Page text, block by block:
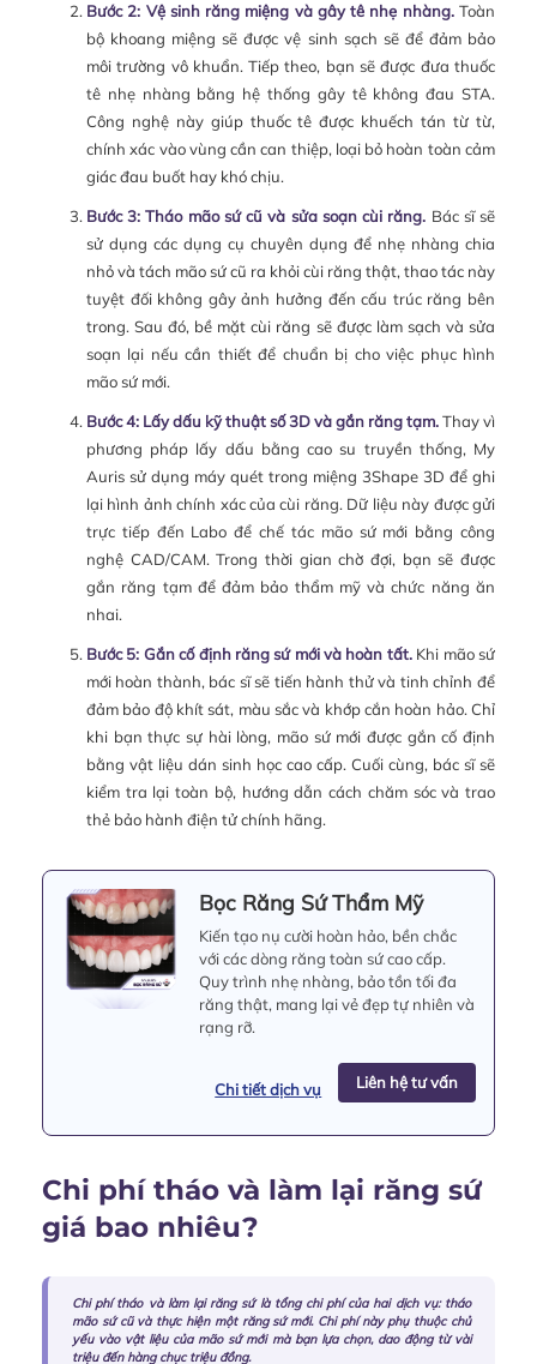
Bước 2: Vệ sinh răng miệng và gây tê nhẹ nhàng.Toàn
bộ khoang miệng sẽ được vệ sinh sạch sẽ để đảm bảo
môi trường vô khuẩn. Tiếp theo, bạn sẽ được đưa thuốc
tê nhẹ nhàng bằng hệ thống gây tê không đau STA.
Công nghệ này giúp thuốc tê được khuếch tán từ từ,
chính xác vào vùng cần can thiệp, loại bỏ hoàn toàn cảm
giác đau buốt hay khó chịu.
Bước 3: Tháo mão sứ cũ và sửa soạn cùi răng. Bác sĩ sẽ
sử dụng các dụng cụ chuyên dụng để nhẹ nhàng chia
nhỏ và tách mão sứ cũ ra khỏi cùi răng thật, thao tác này
tuyệt đối không gây ảnh hưởng đến cấu trúc răng bên
trong. Sau đó, bề mặt cùi răng sẽ được làm sạch và sửa
soạn lại nếu cần thiết để chuẩn bị cho việc phục hình
mão sứ mới.
Bước 4: Lấy dấu kỹ thuật số 3D và gắn răng tạm.Thay vì
phương pháp lấy dấu bằng cao su truyền thống, My
Auris sử dụng máy quét trong miệng 3Shape 3D để ghi
lại hình ảnh chính xác của cùi răng. Dữ liệu này được gửi
trực tiếp đến Labo để chế tác mão sứ mới bằng công
nghệ CAD/CAM. Trong thời gian chờ đợi, bạn sẽ được
gắn răng tạm để đảm bảo thẩm mỹ và chức năng ăn
nhai.
Bước 5: Gắn cố định răng sứ mới và hoàn tất.Khi mão sứ
mới hoàn thành, bác sĩ sẽ tiến hành thử và tinh chỉnh để
đảm bảo độ khít sát, màu sắc và khớp cắn hoàn hảo. Chỉ
khi bạn thực sự hài lòng, mão sứ mới được gắn cố định
bằng vật liệu dán sinh học cao cấp. Cuối cùng, bác sĩ sẽ
kiểm tra lại toàn bộ, hướng dẫn cách chăm sóc và trao
thẻ bảo hành điện tử chính hãng.
Bọc Răng Sứ Thẩm Mỹ
Kiến tạo nụ cười hoàn hảo, bền chắc
với các dòng răng toàn sứ cao cấp.
Quy trình nhẹ nhàng, bảo tồn tối đa
răng thật, mang lại vẻ đẹp tự nhiên và
rạng rỡ.
Chi tiết dịch vụ Liên hệ tư vấn
Chi phí tháo và làm lại răng sứ
giá bao nhiêu?
Chi phí tháo và làm lại răng sứ là tổng chi phí của hai dịch vụ: tháo
mão sứ cũ và thực hiện một răng sứmới. Chi phí này phụ thuộc chủ
yếu vào vật liệu của mão sứ mới mà bạn lựa chọn, dao động từ vài
triệu đến hàng chục triệu đồng.